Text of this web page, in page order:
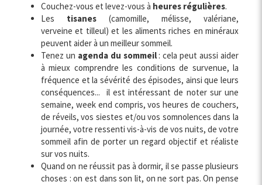
Couchez-vous et levez-vous à heures régulières.
Les tisanes (camomille, mélisse, valériane,
verveine et tilleul) et les aliments riches en minéraux
peuvent aider à un meilleur sommeil.
Tenez un agenda du sommeil: cela peut aussi aider
à mieux comprendre les conditions de survenue, la
fréquence et la sévérité des épisodes, ainsi que leurs
conséquences... il est intéressant de noter sur une
semaine, week end compris, vos heures de couchers,
de réveils, vos siestes et/ou vos somnolences dans la
journée, votre ressenti vis-à-vis de vos nuits, de votre
sommeil afin de porter un regard objectif et réaliste
sur vos nuits.
Quand on ne réussit pas à dormir, il se passe plusieurs
choses : on est dans son lit, on ne sort pas. On pense